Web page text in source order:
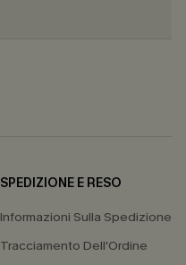
SPEDIZIONE E RESO
Informazioni Sulla Spedizione
Tracciamento Dell'Ordine